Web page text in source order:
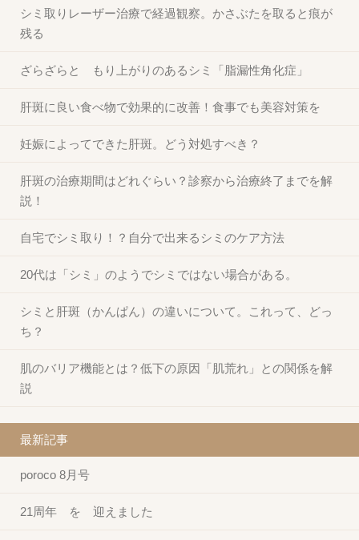
シミ取りレーザー治療で経過観察。かさぶたを取ると痕が
残る
ざらざらと もり上がりのあるシミ「脂漏性角化症」
肝斑に良い食べ物で効果的に改善！食事でも美容対策を
妊娠によってできた肝斑。どう対処すべき？
肝斑の治療期間はどれぐらい？診察から治療終了までを解
説！
自宅でシミ取り！？自分で出来るシミのケア方法
20代は「シミ」のようでシミではない場合がある。
シミと肝斑（かんぱん）の違いについて。これって、どっ
ち？
肌のバリア機能とは？低下の原因「肌荒れ」との関係を解
説
最新記事
poroco 8月号
21周年 を 迎えました